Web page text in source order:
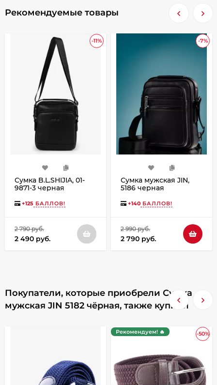
Рекомендуемые товары
-11%
Сумка B.L.SHIJIA, 01-
9871-3 черная
+125 БАЛЛОВ!
2 790 руб.
2 490 руб.
-7%
Сумка мужская JIN,
5186 черная
+140 БАЛЛОВ!
2 990 руб.
2 790 руб.
Покупатели, которые приобрели Сумка
мужская JIN 5182 чёрная, также купили
-50%
Рекомендуем! 🔥